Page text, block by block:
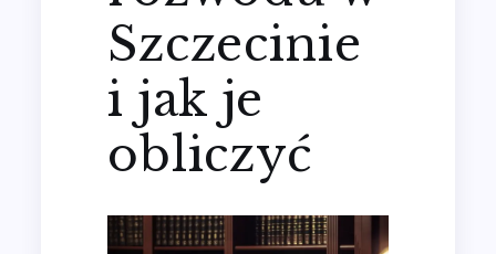
Szczecinie
i jak je
obliczyć